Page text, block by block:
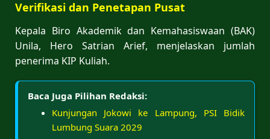
Verifikasi dan Penetapan Pusat
Kepala Biro Akademik dan Kemahasiswaan (BAK)
Unila, Hero Satrian Arief, menjelaskan jumlah
penerima KIP Kuliah.
Baca Juga Pilihan Redaksi:
Kunjungan Jokowi ke Lampung, PSI Bidik
Lumbung Suara 2029